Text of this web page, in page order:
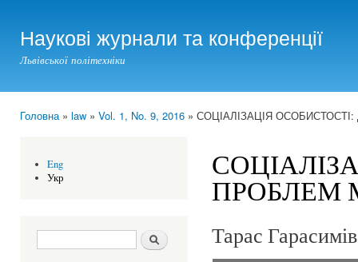
Наукові журнали та конференції
Львівської політехніки
Головна» law » Vol. 1, No. 9, 2016 » СОЦІАЛІЗАЦІЯ
Eng
Укр
Search form Шукати
ПРОБЛЕМ
Тарас